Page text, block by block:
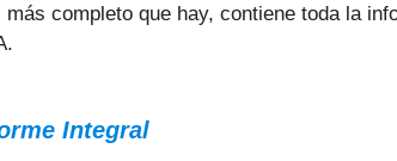
completo que hay, contiene toda la
Integral